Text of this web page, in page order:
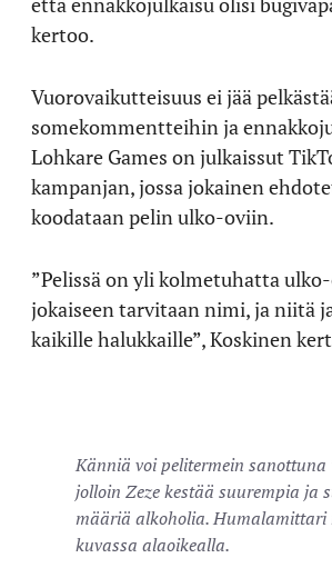
kertoo.
Vuorovaikutteisuus ei jää
somekommentteihin ja
Lohkare Games on julkaissut
kampanjan, jossa jokainen
koodataan pelin ulko-oviin.
”Pelissä on yli kolmetuhatta
jokaiseen tarvitaan nimi, ja niitä
kaikille halukkaille”, Koskinen
Känniä voi pelitermein sanottuna
jolloin Zeze kestää suurempia ja
määriä alkoholia. Humalamittari
kuvassa alaoikealla.